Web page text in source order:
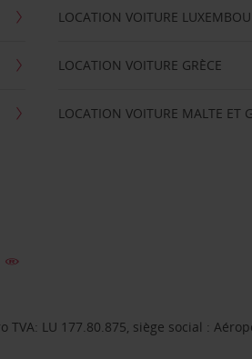
LOCATION VOITURE
LOCATION VOITURE GRÈCE
LOCATION VOITURE MALTE ET
LU 177.80.875, siège social :